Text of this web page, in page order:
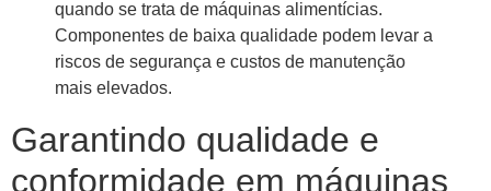
quando se trata de máquinas alimentícias.
Componentes de baixa qualidade podem levar a
riscos de segurança e custos de manutenção
mais elevados.
Garantindo qualidade e
conformidade em máquinas